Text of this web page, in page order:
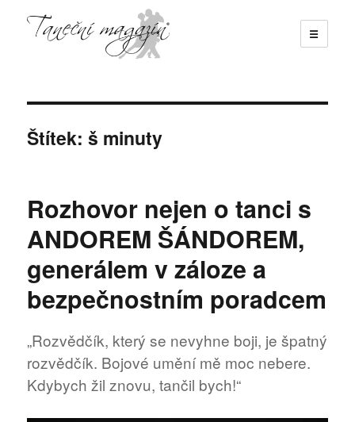
☰
Štítek:š minuty
Rozhovor nejen o tanci s
ANDOREM ŠÁNDOREM,
generálem v záloze a
bezpečnostním poradcem
„Rozvědčík, který se nevyhne boji, je špatný
rozvědčík. Bojové umění mě moc nebere.
Kdybych žil znovu, tančil bych!“